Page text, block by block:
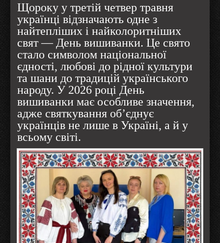
Щороку у третій четвер травня
українці відзначають одне з
найтепліших і найколоритніших
свят — День вишиванки. Це свято
стало символом національної
єдності, любові до рідної культури
та шани до традицій українського
народу. У 2026 році День
вишиванки має особливе значення,
адже святкування об’єднує
українців не лише в Україні, а й у
всьому світі.